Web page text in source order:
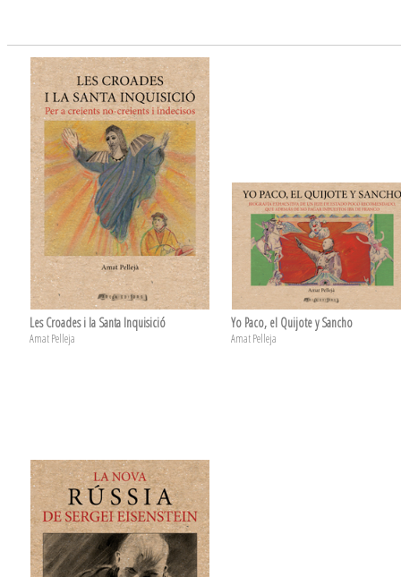
Les Croades i la Santa Inquisició
Amat Pelleja
Yo Paco, el Quijote y Sancho
Amat Pelleja